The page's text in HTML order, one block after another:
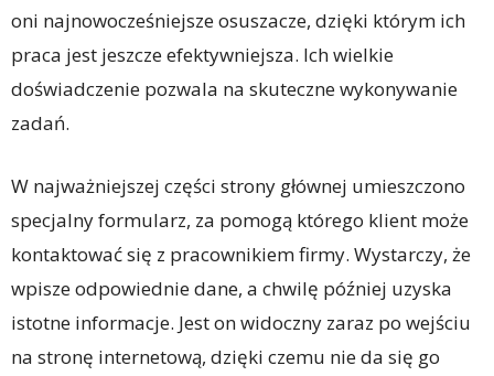
oni najnowocześniejsze osuszacze, dzięki którym ich
praca jest jeszcze efektywniejsza. Ich wielkie
doświadczenie pozwala na skuteczne wykonywanie
zadań.
W najważniejszej części strony głównej umieszczono
specjalny formularz, za pomogą którego klient może
kontaktować się z pracownikiem firmy. Wystarczy, że
wpisze odpowiednie dane, a chwilę później uzyska
istotne informacje. Jest on widoczny zaraz po wejściu
na stronę internetową, dzięki czemu nie da się go